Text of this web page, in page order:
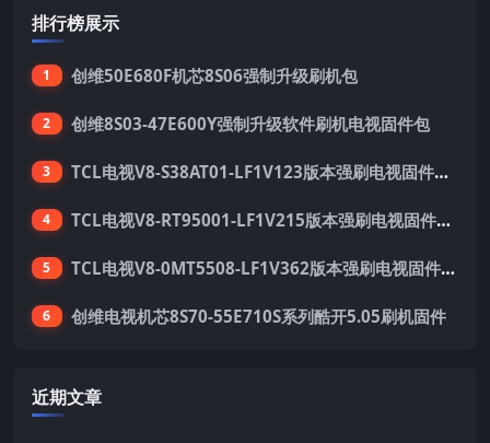
排行榜展示
1 创维50E680F机芯8S06强制升级刷机包
2 创维8S03-47E600Y强制升级软件刷机电视固件包
3 TCL电视V8-S38AT01-LF1V123版本强刷电视固件包下载
4 TCL电视V8-RT95001-LF1V215版本强刷电视固件包下载
5 TCL电视V8-0MT5508-LF1V362版本强刷电视固件包下载
6 创维电视机芯8S70-55E710S系列酷开5.05刷机固件
近期文章